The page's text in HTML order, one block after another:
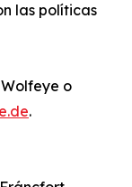
las políticas
o
.